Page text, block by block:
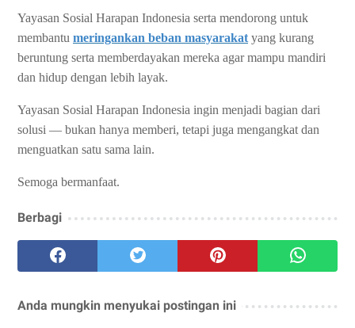
Yayasan Sosial Harapan Indonesia serta mendorong untuk
membantu meringankan beban masyarakat yang kurang
beruntung serta memberdayakan mereka agar mampu mandiri
dan hidup dengan lebih layak.
Yayasan Sosial Harapan Indonesia ingin menjadi bagian dari
solusi — bukan hanya memberi, tetapi juga mengangkat dan
menguatkan satu sama lain.
Semoga bermanfaat.
Berbagi
Anda mungkin menyukai postingan ini